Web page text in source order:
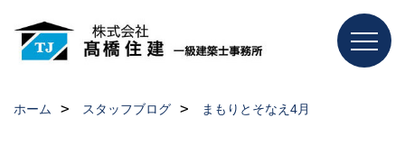
ホーム スタッフブログ まもりとそなえ4月